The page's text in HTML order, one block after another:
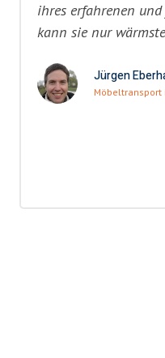
ihres erfahrenen
kann sie nur
Jürgen
Möbeltransport